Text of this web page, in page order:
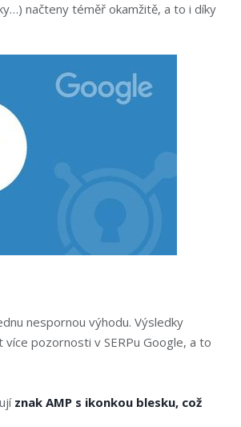
načteny téměř okamžitě, a to i díky
nespornou výhodu. Výsledky
pozornosti v SERPu Google, a to
znak AMP s ikonkou blesku, což